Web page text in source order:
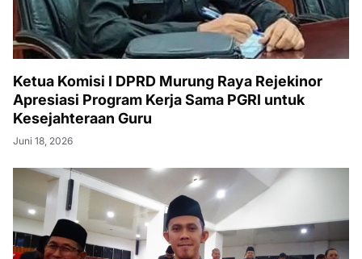
Ketua Komisi I DPRD Murung Raya Rejekinor
Apresiasi Program Kerja Sama PGRI untuk
Kesejahteraan Guru
Juni 18, 2026